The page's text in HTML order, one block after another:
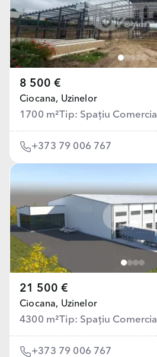
8 500 €
Ciocana, Uzinelor
1700 m²Tip: Spațiu Comercial
+373 79 006 767
21 500 €
Ciocana, Uzinelor
4300 m²Tip: Spațiu Comercial
+373 79 006 767